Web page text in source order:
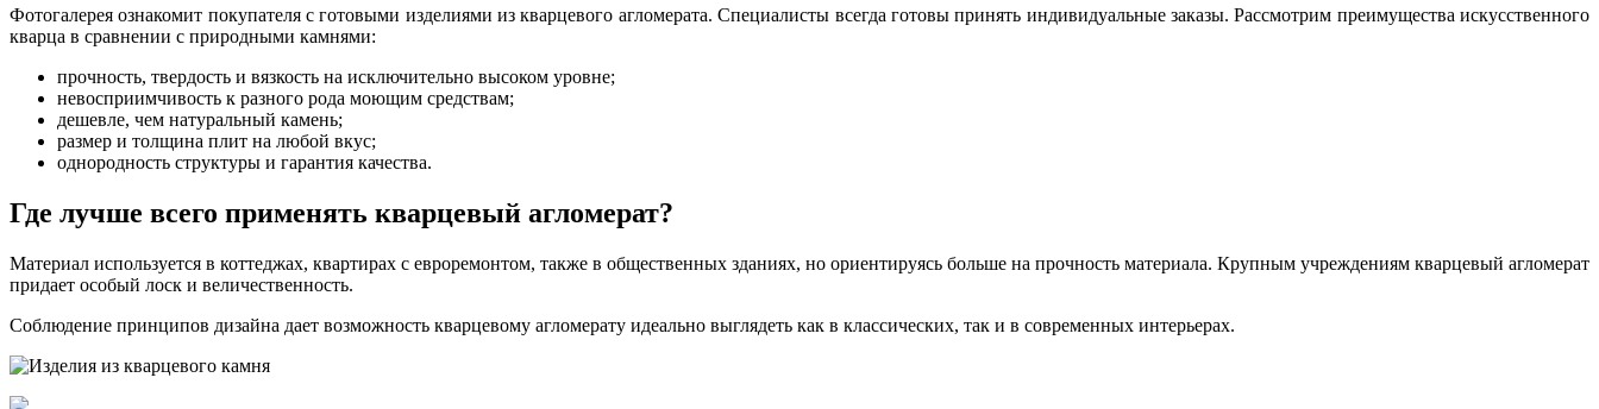
Фотогалерея ознакомит покупателя с готовыми изделиями из кварцевого агломерата. Специалисты всегда готовы принять индивидуальные заказы. Рассмотрим преимущества искусственного
кварца в сравнении с природными камнями:
прочность, твердость и вязкость на исключительно высоком уровне;
невосприимчивость к разного рода моющим средствам;
дешевле, чем натуральный камень;
размер и толщина плит на любой вкус;
однородность структуры и гарантия качества.
Где лучше всего применять кварцевый агломерат?
Материал используется в коттеджах, квартирах с евроремонтом, также в общественных зданиях, но ориентируясь больше на прочность материала. Крупным учреждениям кварцевый агломерат
придает особый лоск и величественность.
Соблюдение принципов дизайна дает возможность кварцевому агломерату идеально выглядеть как в классических, так и в современных интерьерах.